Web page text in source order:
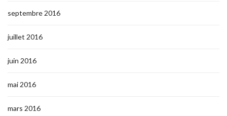
septembre 2016
juillet 2016
juin 2016
mai 2016
mars 2016